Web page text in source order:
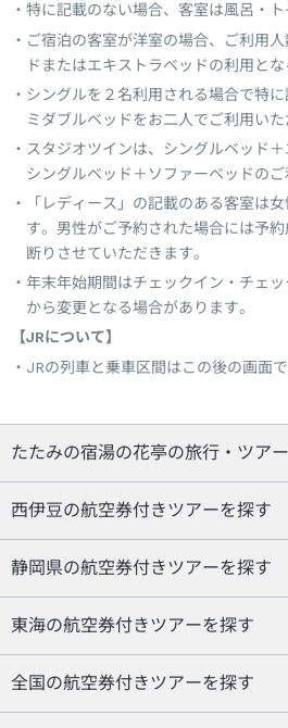
特に記載のない場合、客室は風呂・ト
ご宿泊の客室が洋室の場合、ご利用
ドまたはエキストラベッドの利用とな
シングルを２名利用される場合で特
ミダブルベッドをお二人でご利用いた
スタジオツインは、シングルベッド
シングルベッド＋ソファーベッドのご
「レディース」の記載のある客室は
す。男性がご予約された場合には予
断りさせていただきます。
年末年始期間はチェックイン・チェ
から変更となる場合があります。
【JRについて】
JRの列車と乗車区間はこの後の画面で
たたみの宿湯の花亭の旅行・ツア
西伊豆の航空券付きツアーを探す
静岡県の航空券付きツアーを探す
東海の航空券付きツアーを探す
全国の航空券付きツアーを探す